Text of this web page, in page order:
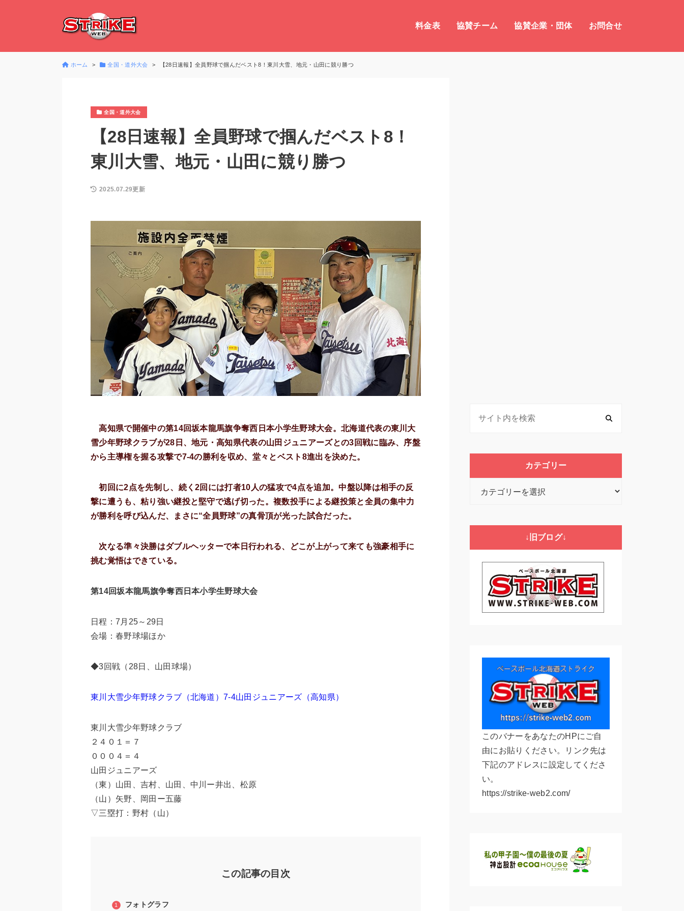
料金表 協賛チーム 協賛企業・団体 お問合せ
ホーム 全国・道外大会 【28日速報】全員野球で掴んだベスト8！東川大雪、地元・山田に競り勝つ
全国・道外大会
【28日速報】全員野球で掴んだベスト8！
東川大雪、地元・山田に競り勝つ
2025.07.29更新
高知県で開催中の第14回坂本龍馬旗争奪西日本小学生野球大会。北海道代表の東川大
雪少年野球クラブが28日、地元・高知県代表の山田ジュニアーズとの3回戦に臨み、序盤
から主導権を握る攻撃で7-4の勝利を収め、堂々とベスト8進出を決めた。
初回に2点を先制し、続く2回には打者10人の猛攻で4点を追加。中盤以降は相手の反
撃に遭うも、粘り強い継投と堅守で逃げ切った。複数投手による継投策と全員の集中力
が勝利を呼び込んだ、まさに“全員野球”の真骨頂が光った試合だった。
次なる準々決勝はダブルヘッターで本日行われる、どこが上がって来ても強豪相手に
挑む覚悟はできている。
第14回坂本龍馬旗争奪西日本小学生野球大会
日程：7月25～29日
会場：春野球場ほか
◆3回戦（28日、山田球場）
東川大雪少年野球クラブ（北海道）7-4山田ジュニアーズ（高知県）
東川大雪少年野球クラブ
２４０１＝７
０００４＝４
山田ジュニアーズ
（東）山田、吉村、山田、中川ー井出、松原
（山）矢野、岡田ー五藤
▽三塁打：野村（山）
この記事の目次
フォトグラフ
カテゴリー
リ
↓旧ブログ↓
このバナーをあなたのHPにご自
由にお貼りください。リンク先は
下記のアドレスに設定してくださ
い。
https://strike-web2.com/